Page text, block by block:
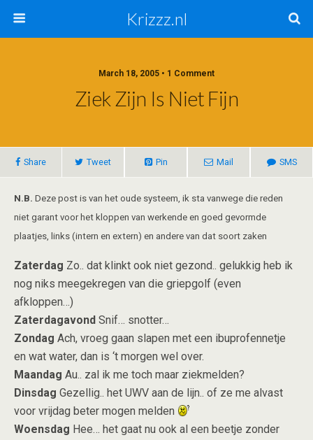
Krizzz.nl
March 18, 2005 • 1 Comment
Ziek Zijn Is Niet Fijn
Share Tweet Pin Mail SMS
N.B. Deze post is van het oude systeem, ik sta vanwege die reden
niet garant voor het kloppen van werkende en goed gevormde
plaatjes, links (intern en extern) en andere van dat soort zaken
Zaterdag Zo.. dat klinkt ook niet gezond.. gelukkig heb ik
nog niks meegekregen van die griepgolf (even
afkloppen…)
Zaterdagavond Snif… snotter…
Zondag Ach, vroeg gaan slapen met een ibuprofennetje
en wat water, dan is ‘t morgen wel over.
Maandag Au.. zal ik me toch maar ziekmelden?
Dinsdag Gezellig.. het UWV aan de lijn.. of ze me alvast
voor vrijdag beter mogen melden
Woensdag Hee… het gaat nu ook al een beetje zonder